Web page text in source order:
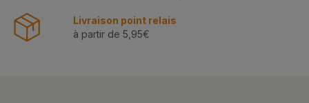
Livraison point relais
à partir de 5,95€